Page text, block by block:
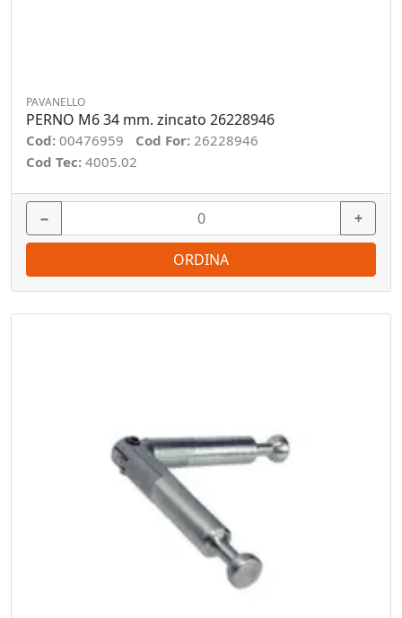
PAVANELLO
PERNO M6 34 mm. zincato 26228946
Cod: 00476959 Cod For: 26228946
Cod Tec: 4005.02
− +
ORDINA